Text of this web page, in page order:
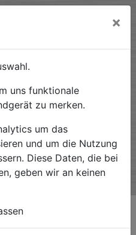
Sachsen-Anhalt
den Seiten der
Anhalts
×
uns funktionale
zu merken.
um das
und um die Nutzung
Diese Daten, die bei
geben wir an keinen